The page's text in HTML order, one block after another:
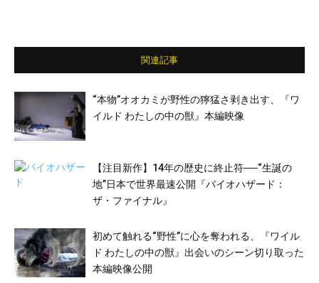
関連記事
“本物”オオカミが野性の獰猛さ剥き出す、『ワ
イルド わたしの中の獣』本編映像
【注目新作】14年の歴史に終止符──“生誕の
地”日本で世界最速公開『バイオハザード：
ザ・ファイナル』
初めて触れる“野性”に心を奪われる、『ワイル
ド わたしの中の獣』出会いのシーン切り取った
本編映像公開